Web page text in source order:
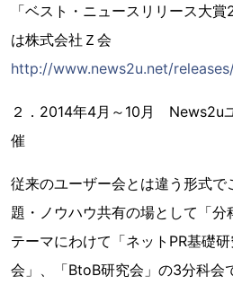
「ベスト・ニュースリリース大
は株式会社Ｚ会
http://www.news2u.net/
２．2014年4月～10月 News2u
催
従来のユーザー会とは違う形式
題・ノウハウ共有の場として「分
テーマにわけて「ネットPR基礎
会」、「BtoB研究会」の3分科会